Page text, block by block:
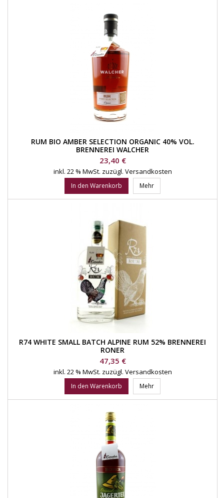
RUM BIO AMBER SELECTION ORGANIC 40% VOL.
BRENNEREI WALCHER
Preis
23,40 €
inkl. 22 % MwSt. zuzügl. Versandkosten
In den Warenkorb Mehr
R74 WHITE SMALL BATCH ALPINE RUM 52% BRENNEREI
RONER
Preis
47,35 €
inkl. 22 % MwSt. zuzügl. Versandkosten
In den Warenkorb Mehr